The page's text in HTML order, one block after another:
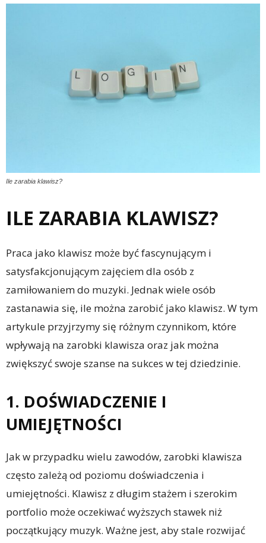
Ile zarabia klawisz?
ILE ZARABIA KLAWISZ?
Praca jako klawisz może być fascynującym i
satysfakcjonującym zajęciem dla osób z
zamiłowaniem do muzyki. Jednak wiele osób
zastanawia się, ile można zarobić jako klawisz. W tym
artykule przyjrzymy się różnym czynnikom, które
wpływają na zarobki klawisza oraz jak można
zwiększyć swoje szanse na sukces w tej dziedzinie.
1. DOŚWIADCZENIE I
UMIEJĘTNOŚCI
Jak w przypadku wielu zawodów, zarobki klawisza
często zależą od poziomu doświadczenia i
umiejętności. Klawisz z długim stażem i szerokim
portfolio może oczekiwać wyższych stawek niż
początkujący muzyk. Ważne jest, aby stale rozwijać